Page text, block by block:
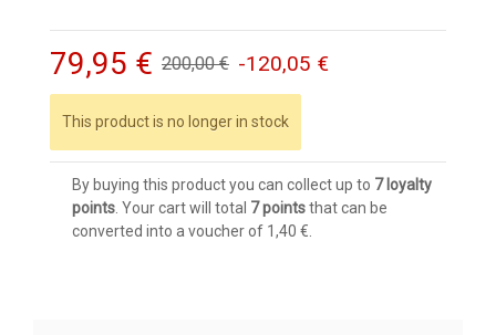
79,95 € 200,00 € -120,05 €
This product is no longer in stock
By buying this product you can collect up to 7loyalty
points . Your cart will total 7pointsthat can be
converted into a voucher of 1,40 €